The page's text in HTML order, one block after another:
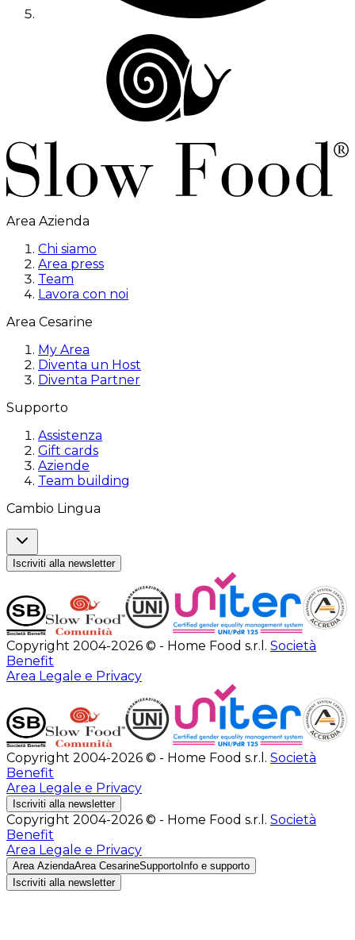
Area Azienda
Chi siamo
Area press
Team
Lavora con noi
Area Cesarine
My Area
Diventa un Host
Diventa Partner
Supporto
Assistenza
Gift cards
Aziende
Team building
Cambio Lingua
Iscriviti alla newsletter
Copyright 2004-2026 © - Home Food s.r.l. Società
Benefit
Area Legale e Privacy
Copyright 2004-2026 © - Home Food s.r.l. Società
Benefit
Area Legale e Privacy
Iscriviti alla newsletter
Copyright 2004-2026 © - Home Food s.r.l. Società
Benefit
Area Legale e Privacy
Area AziendaArea CesarineSupporto Info e supporto
Iscriviti alla newsletter